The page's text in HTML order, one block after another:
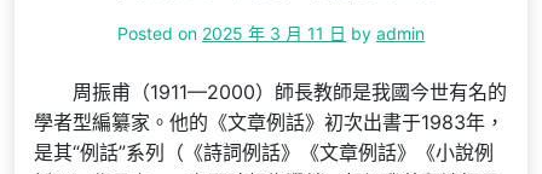
Posted on 2025 年 3 月 11 日 by admin
周振甫（1911—2000）師長教師是我國今世有名的
學者型編纂家。他的《文章例話》初次出書于1983年，
是其“例話”系列（《詩詞例話》《文章例話》《小說例